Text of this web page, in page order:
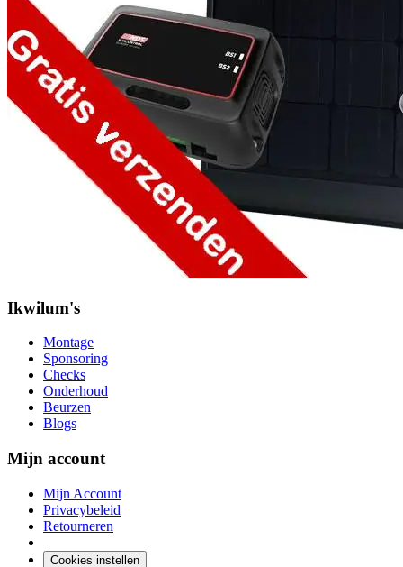
Ikwilum's
Montage
Sponsoring
Checks
Onderhoud
Beurzen
Blogs
Mijn account
Mijn Account
Privacybeleid
Retourneren
Cookies instellen